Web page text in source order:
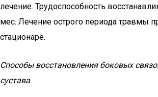
лечение. Трудоспособность
мес. Лечение острого периода травмы
стационаре.
Способы восстановления боковых
сустава